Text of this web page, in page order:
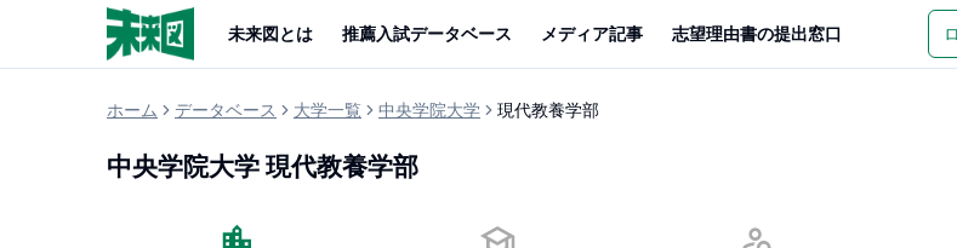
未来図とは 推薦入試データベース メディア記事 志望理由書の提出窓口
ホーム データベース 大学一覧 中央学院大学 現代教養学部
中央学院大学 現代教養学部